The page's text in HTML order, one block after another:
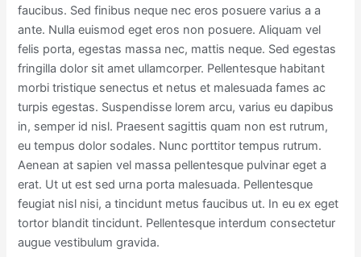
faucibus. Sed finibus neque nec eros posuere varius a a
ante. Nulla euismod eget eros non posuere. Aliquam vel
felis porta, egestas massa nec, mattis neque. Sed egestas
fringilla dolor sit amet ullamcorper. Pellentesque habitant
morbi tristique senectus et netus et malesuada fames ac
turpis egestas. Suspendisse lorem arcu, varius eu dapibus
in, semper id nisl. Praesent sagittis quam non est rutrum,
eu tempus dolor sodales. Nunc porttitor tempus rutrum.
Aenean at sapien vel massa pellentesque pulvinar eget a
erat. Ut ut est sed urna porta malesuada. Pellentesque
feugiat nisl nisi, a tincidunt metus faucibus ut. In eu ex eget
tortor blandit tincidunt. Pellentesque interdum consectetur
augue vestibulum gravida.